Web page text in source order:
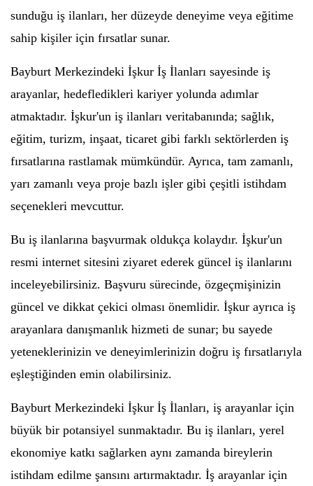
sunduğu iş ilanları, her düzeyde deneyime veya eğitime
sahip kişiler için fırsatlar sunar.
Bayburt Merkezindeki İşkur İş İlanları sayesinde iş
arayanlar, hedefledikleri kariyer yolunda adımlar
atmaktadır. İşkur'un iş ilanları veritabanında; sağlık,
eğitim, turizm, inşaat, ticaret gibi farklı sektörlerden iş
fırsatlarına rastlamak mümkündür. Ayrıca, tam zamanlı,
yarı zamanlı veya proje bazlı işler gibi çeşitli istihdam
seçenekleri mevcuttur.
Bu iş ilanlarına başvurmak oldukça kolaydır. İşkur'un
resmi internet sitesini ziyaret ederek güncel iş ilanlarını
inceleyebilirsiniz. Başvuru sürecinde, özgeçmişinizin
güncel ve dikkat çekici olması önemlidir. İşkur ayrıca iş
arayanlara danışmanlık hizmeti de sunar; bu sayede
yeteneklerinizin ve deneyimlerinizin doğru iş fırsatlarıyla
eşleştiğinden emin olabilirsiniz.
Bayburt Merkezindeki İşkur İş İlanları, iş arayanlar için
büyük bir potansiyel sunmaktadır. Bu iş ilanları, yerel
ekonomiye katkı sağlarken aynı zamanda bireylerin
istihdam edilme şansını artırmaktadır. İş arayanlar için